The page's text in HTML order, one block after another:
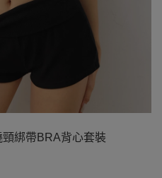
綁帶BRA背心套裝